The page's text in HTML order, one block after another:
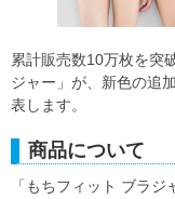
累計販売数10万枚を突
ジャー」が、新色の追
表します。
商品について
「もちフィット ブラ